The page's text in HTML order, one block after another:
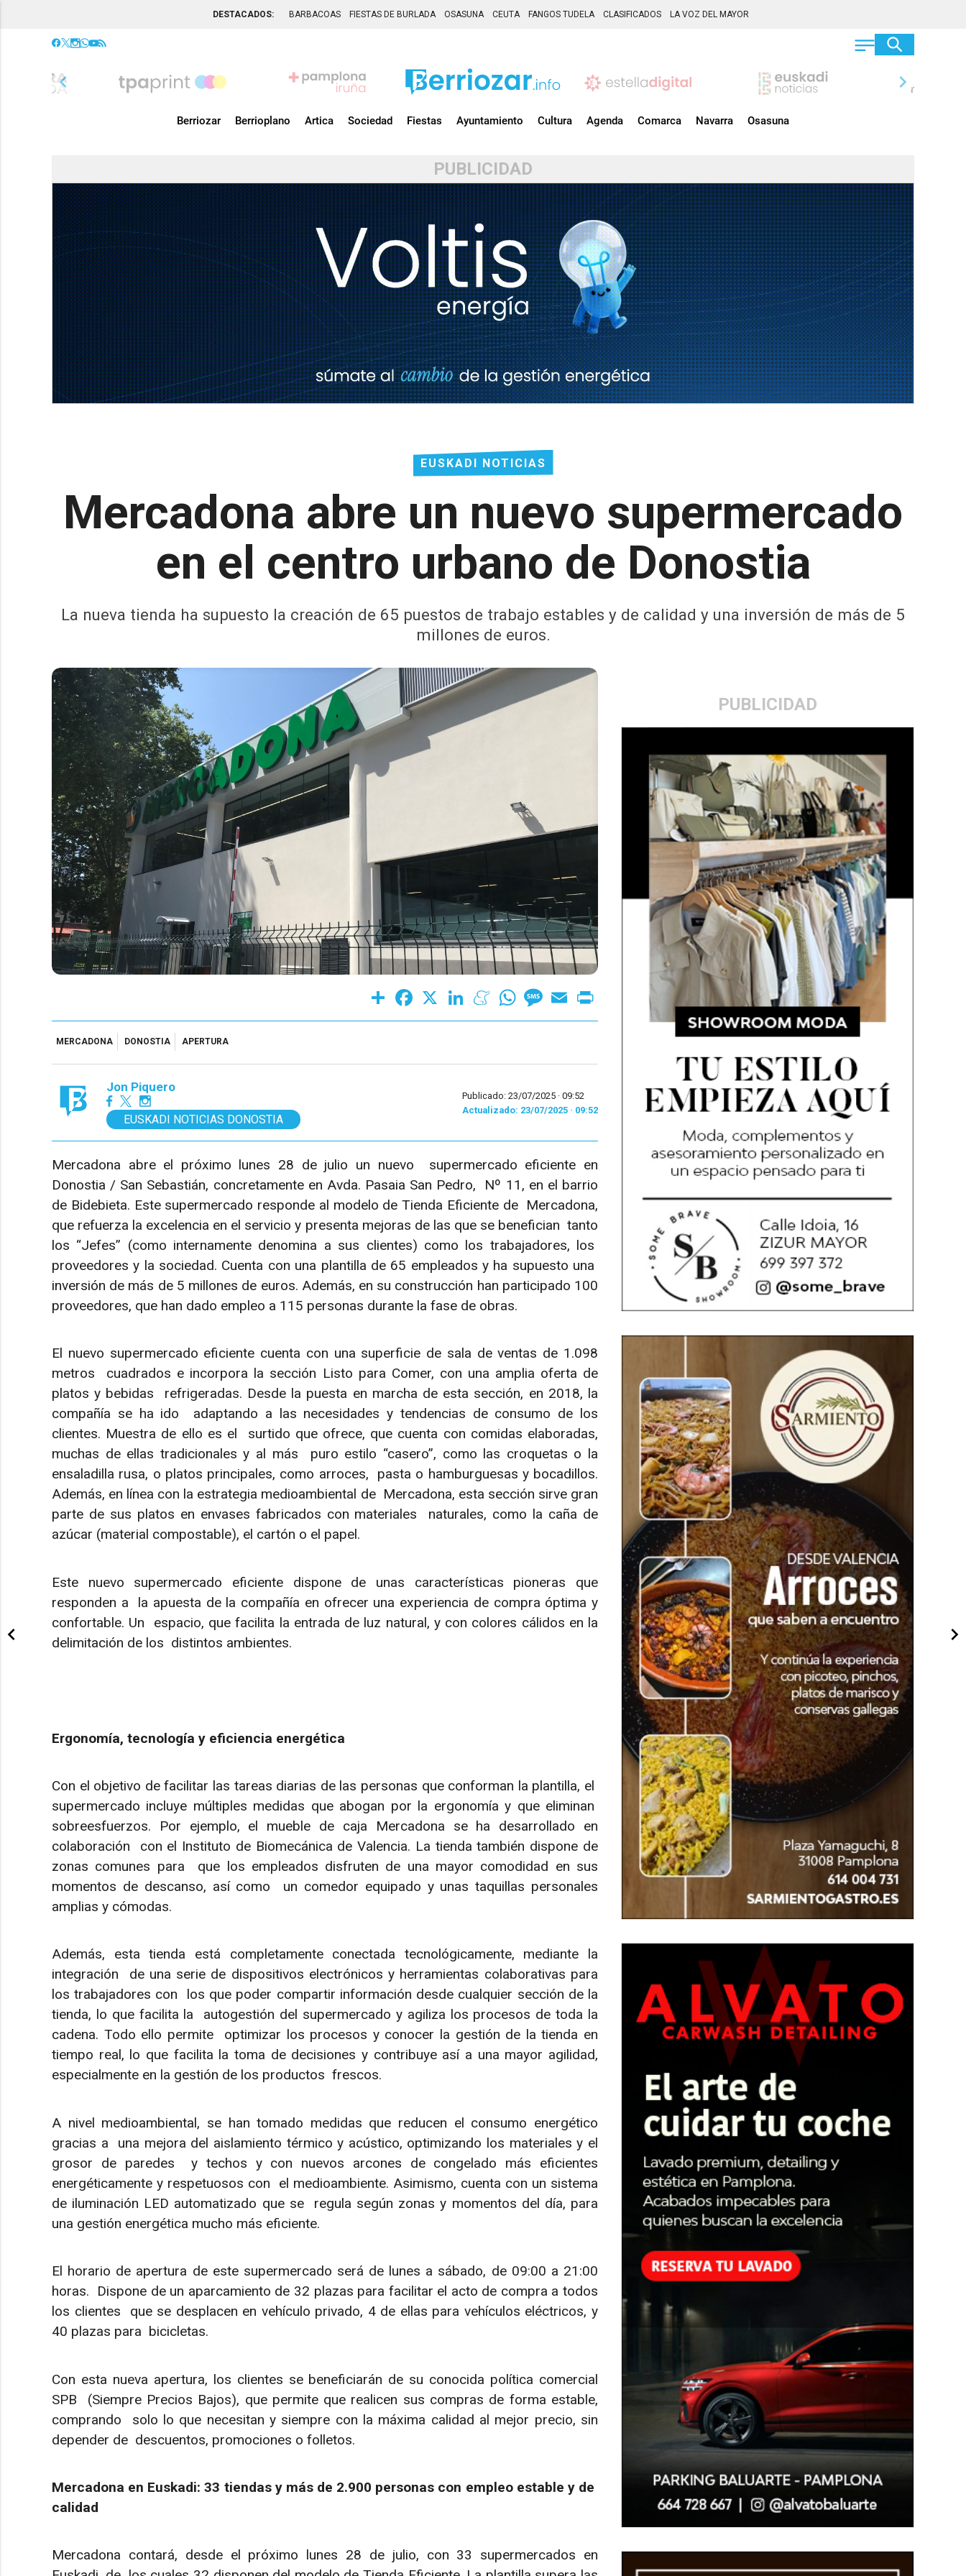
DESTACADOS: BARBACOAS FIESTAS DE BURLADA OSASUNA CEUTA FANGOS TUDELA CLASIFICADOS LA VOZ DEL MAYOR
chevron_left chevron_right
Berriozar Berrioplano Artica Sociedad Fiestas Ayuntamiento Cultura Agenda Comarca Navarra Osasuna
PUBLICIDAD
EUSKADI NOTICIAS
Mercadona abre un nuevo supermercado
en el centro urbano de Donostia
La nueva tienda ha supuesto la creación de 65 puestos de trabajo estables y de calidad y una inversión de más de 5
millones de euros.
PUBLICIDAD
Share Facebook LinkedInMeneameWhatsAppMessage
Email
MERCADONA DONOSTIA APERTURA
Jon Piquero
EUSKADI NOTICIAS DONOSTIA
Publicado: 23/07/2025 · 09:52
Actualizado: 23/07/2025 · 09:52
Mercadona abre el próximo lunes 28 de julio un nuevo supermercado eficiente en
Donostia / San Sebastián, concretamente en Avda. Pasaia San Pedro, Nº 11, en el barrio
de Bidebieta. Este supermercado responde al modelo de Tienda Eficiente de Mercadona,
que refuerza la excelencia en el servicio y presenta mejoras de las que se benefician tanto
los “Jefes” (como internamente denomina a sus clientes) como los trabajadores, los
proveedores y la sociedad. Cuenta con una plantilla de 65 empleados y ha supuesto una
inversión de más de 5 millones de euros. Además, en su construcción han participado 100
proveedores, que han dado empleo a 115 personas durante la fase de obras.
El nuevo supermercado eficiente cuenta con una superficie de sala de ventas de 1.098
metros cuadrados e incorpora la sección Listo para Comer, con una amplia oferta de
platos y bebidas refrigeradas. Desde la puesta en marcha de esta sección, en 2018, la
compañía se ha ido adaptando a las necesidades y tendencias de consumo de los
clientes. Muestra de ello es el surtido que ofrece, que cuenta con comidas elaboradas,
muchas de ellas tradicionales y al más puro estilo “casero”, como las croquetas o la
ensaladilla rusa, o platos principales, como arroces, pasta o hamburguesas y bocadillos.
Además, en línea con la estrategia medioambiental de Mercadona, esta sección sirve gran
parte de sus platos en envases fabricados con materiales naturales, como la caña de
azúcar (material compostable), el cartón o el papel.
Este nuevo supermercado eficiente dispone de unas características pioneras que
responden a la apuesta de la compañía en ofrecer una experiencia de compra óptima y
confortable. Un espacio, que facilita la entrada de luz natural, y con colores cálidos en la
delimitación de los distintos ambientes.
Ergonomía, tecnología y eficiencia energética
Con el objetivo de facilitar las tareas diarias de las personas que conforman la plantilla, el
supermercado incluye múltiples medidas que abogan por la ergonomía y que eliminan
sobreesfuerzos. Por ejemplo, el mueble de caja Mercadona se ha desarrollado en
colaboración con el Instituto de Biomecánica de Valencia. La tienda también dispone de
zonas comunes para que los empleados disfruten de una mayor comodidad en sus
momentos de descanso, así como un comedor equipado y unas taquillas personales
amplias y cómodas.
Además, esta tienda está completamente conectada tecnológicamente, mediante la
integración de una serie de dispositivos electrónicos y herramientas colaborativas para
los trabajadores con los que poder compartir información desde cualquier sección de la
tienda, lo que facilita la autogestión del supermercado y agiliza los procesos de toda la
cadena. Todo ello permite optimizar los procesos y conocer la gestión de la tienda en
tiempo real, lo que facilita la toma de decisiones y contribuye así a una mayor agilidad,
especialmente en la gestión de los productos frescos.
A nivel medioambiental, se han tomado medidas que reducen el consumo energético
gracias a una mejora del aislamiento térmico y acústico, optimizando los materiales y el
grosor de paredes y techos y con nuevos arcones de congelado más eficientes
energéticamente y respetuosos con el medioambiente. Asimismo, cuenta con un sistema
de iluminación LED automatizado que se regula según zonas y momentos del día, para
una gestión energética mucho más eficiente.
El horario de apertura de este supermercado será de lunes a sábado, de 09:00 a 21:00
horas. Dispone de un aparcamiento de 32 plazas para facilitar el acto de compra a todos
los clientes que se desplacen en vehículo privado, 4 de ellas para vehículos eléctricos, y
40 plazas para bicicletas.
Con esta nueva apertura, los clientes se beneficiarán de su conocida política comercial
SPB (Siempre Precios Bajos), que permite que realicen sus compras de forma estable,
comprando solo lo que necesitan y siempre con la máxima calidad al mejor precio, sin
depender de descuentos, promociones o folletos.
Mercadona en Euskadi: 33 tiendas y más de 2.900 personas con empleo estable y de
calidad
Mercadona contará, desde el próximo lunes 28 de julio, con 33 supermercados en